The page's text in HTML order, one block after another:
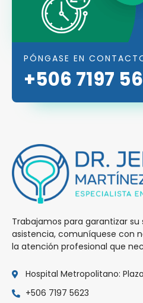
PÓNGASE EN
+506 7197
Trabajamos para garantizar su
asistencia, comuníquese con
la atención profesional que
Hospital Metropolitano:
+506 7197 5623